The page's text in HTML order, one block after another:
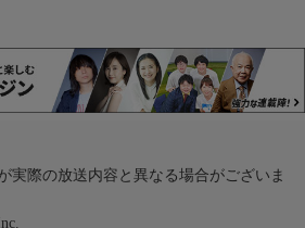
実際の放送内容と異なる場合がございま